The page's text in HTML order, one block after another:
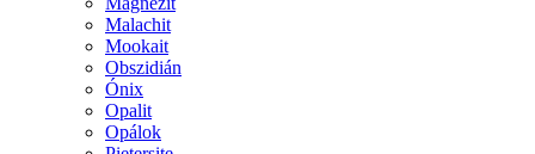
Malachit
Mookait
Obszidián
Ónix
Opalit
Opálok